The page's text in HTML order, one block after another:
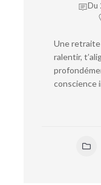
Du
Une
ralentir,
conscience